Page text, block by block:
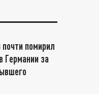
помирил
Германии за